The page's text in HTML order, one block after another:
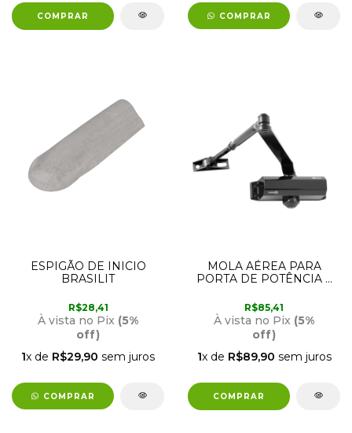
COMPRAR
ESPIGÃO DE INICIO
BRASILIT
R$28,41
À vista no Pix (5%
off)
1x de R$29,90 sem juros
COMPRAR
MOLA AÉREA PARA
PORTA DE POTÊNCIA 2
R$85,41
À vista no Pix (5%
off)
1x de R$89,90 sem juros